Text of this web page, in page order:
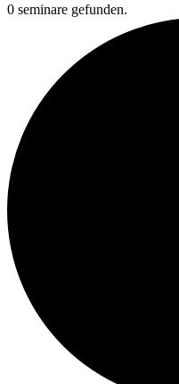
0 seminare gefunden.